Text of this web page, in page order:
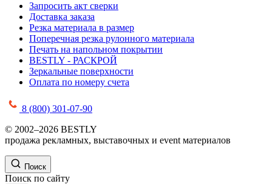
Запросить акт сверки
Доставка заказа
Резка материала в размер
Поперечная резка рулонного материала
Печать на напольном покрытии
BESTLY - РАСКРОЙ
Зеркальные поверхности
Оплата по номеру счета
8 (800) 301-07-90
© 2002–2026 BESTLY
продажа рекламных, выставочных и event материалов
Поиск
Поиск по сайту